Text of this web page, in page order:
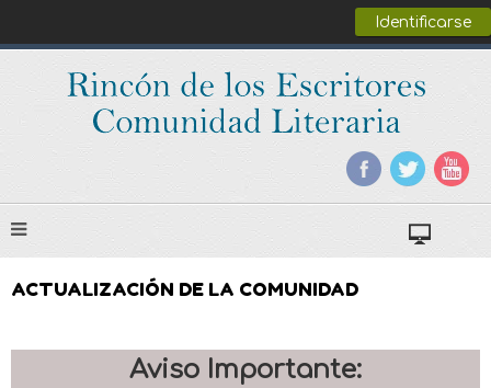
Identificarse
ACTUALIZACIÓN DE LA COMUNIDAD
Aviso Importante: